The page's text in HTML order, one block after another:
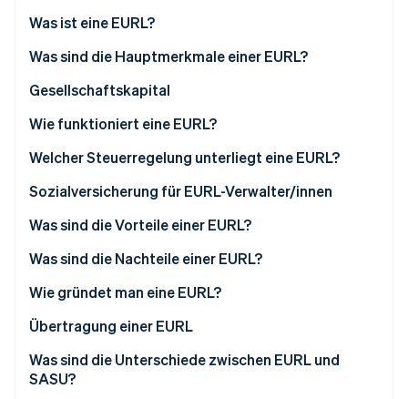
Erfahren Sie, wie Stripe Lösungen für die
Was ist eine EURL?
Was sind die Hauptmerkmale einer EURL?
Gesellschaftskapital
Wie funktioniert eine EURL?
Welcher Steuerregelung unterliegt eine EURL?
Einzelperson als Alleingesellschafter/in
Juristische Person als Alleingesellschafter
Sozialversicherung für EURL-Verwalter/innen
Was sind die Vorteile einer EURL?
Was sind die Nachteile einer EURL?
Wie gründet man eine EURL?
Kosten für die Gründung einer EURL
Übertragung einer EURL
Was sind die Unterschiede zwischen EURL und
SASU?